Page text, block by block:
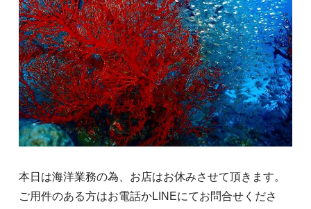
本日は海洋業務の為、お店はお休みさせて頂きます。
ご用件のある方はお電話かLINEにてお問合せくださ